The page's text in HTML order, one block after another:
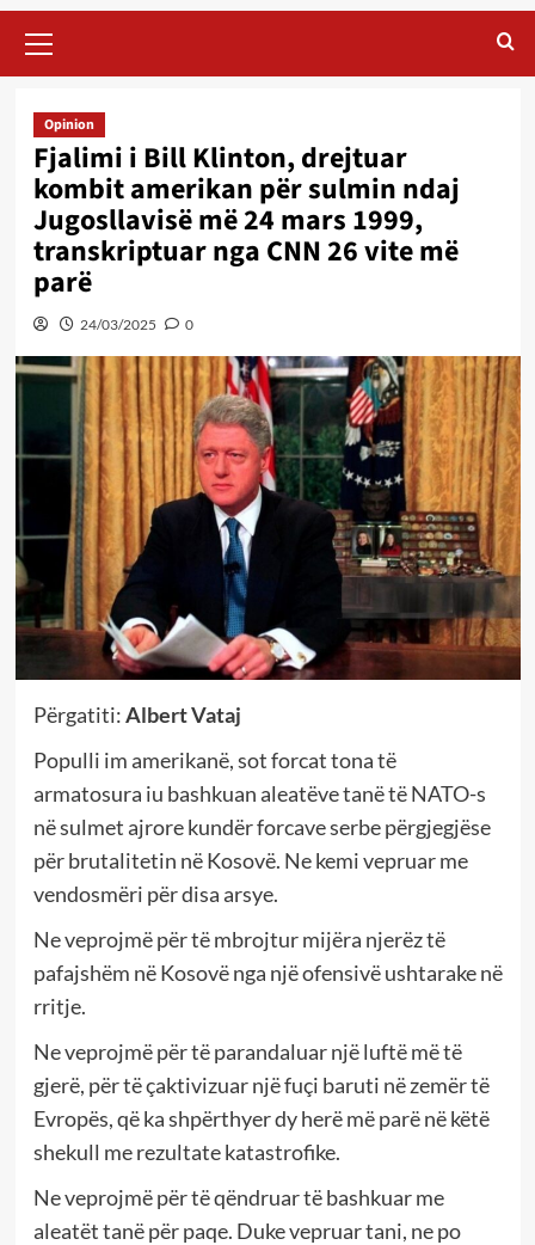
Menu
Opinion
Fjalimi i Bill Klinton, drejtuar
kombit amerikan për sulmin ndaj
Jugosllavisë më 24 mars 1999,
transkriptuar nga CNN 26 vite më
parë
24/03/2025 0
Përgatiti:Albert Vataj
Populli im amerikanë, sot forcat tona të
armatosura iu bashkuan aleatëve tanë të NATO-s
në sulmet ajrore kundër forcave serbe përgjegjëse
për brutalitetin në Kosovë. Ne kemi vepruar me
vendosmëri për disa arsye.
Ne veprojmë për të mbrojtur mijëra njerëz të
pafajshëm në Kosovë nga një ofensivë ushtarake në
rritje.
Ne veprojmë për të parandaluar një luftë më të
gjerë, për të çaktivizuar një fuçi baruti në zemër të
Evropës, që ka shpërthyer dy herë më parë në këtë
shekull me rezultate katastrofike.
Ne veprojmë për të qëndruar të bashkuar me
aleatët tanë për paqe. Duke vepruar tani, ne po